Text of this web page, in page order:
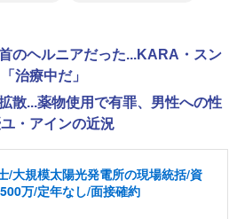
のヘルニアだった...KARA・スン
治療中だ」
散...薬物使用で有罪、男性への性
・アインの近況
/大規模太陽光発電所の現場統括/資
万/定年なし/面接確約